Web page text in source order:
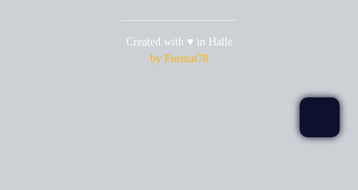
Created with ♥ in Halle
by Format78